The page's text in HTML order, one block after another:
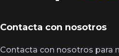
Contacta con nosotros
Contacta con nosotros para